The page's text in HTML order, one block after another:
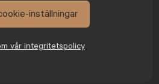
inställningar
vår integritetspolicy